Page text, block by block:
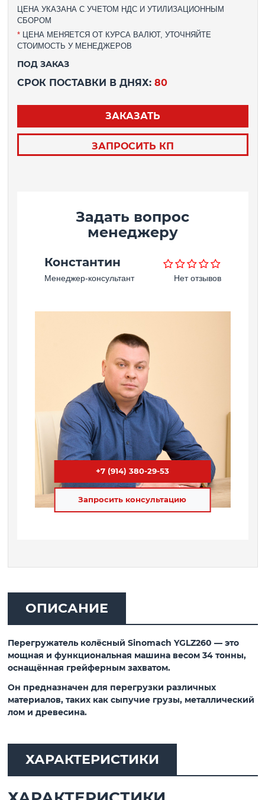
ЦЕНА УКАЗАНА С УЧЕТОМ НДС И УТИЛИЗАЦИОННЫМ
СБОРОМ
*ЦЕНА МЕНЯЕТСЯ ОТ КУРСА ВАЛЮТ, УТОЧНЯЙТЕ
СТОИМОСТЬ У МЕНЕДЖЕРОВ
ПОД ЗАКАЗ
СРОК ПОСТАВКИ В ДНЯХ: 80
ЗАКАЗАТЬ
ЗАПРОСИТЬ КП
Задать вопрос
менеджеру
Константин
Менеджер-консультант Нет отзывов
+7 (914) 380-29-53
Запросить консультацию
ОПИСАНИЕ
Перегружатель колёсный Sinomach YGLZ260 — это
мощная и функциональная машина весом 34 тонны,
оснащённая грейферным захватом.
Он предназначен для перегрузки различных
материалов, таких как сыпучие грузы, металлический
лом и древесина.
ХАРАКТЕРИСТИКИ